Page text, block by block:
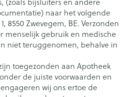
naar het volgende
8550 Zwevegem, BE. Verzonden
menselijk gebruik en medische
niet teruggenomen, behalve in
toegezonden aan Apotheek
de juiste voorwaarden en
wij ons ertoe de